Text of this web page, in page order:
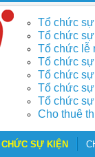
Tổ chức
Tổ chức
Tổ chức lễ
Tổ chức
Tổ chức
Tổ chức
Tổ chức
Cho thuê
SỰ KIỆN